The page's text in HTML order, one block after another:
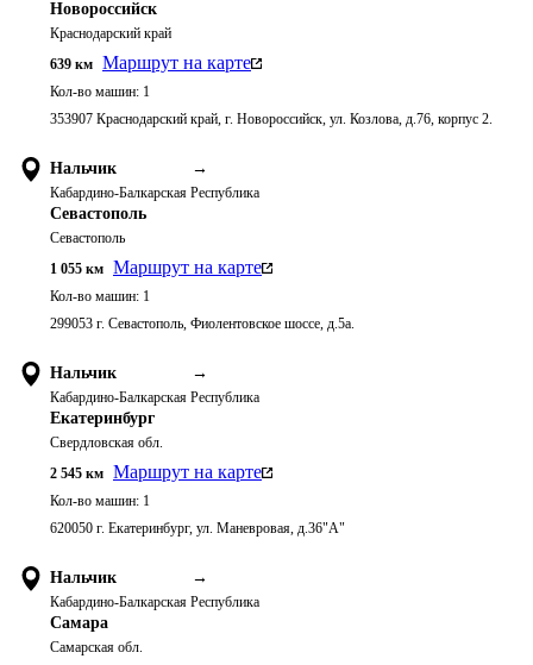
Новороссийск
Краснодарский край
639 км Маршрут на карте
Кол-во машин: 1
353907 Краснодарский край, г. Новороссийск, ул. Козлова, д.76, корпус 2.
Нальчик →
Кабардино-Балкарская Республика
Севастополь
Севастополь
1 055 км Маршрут на карте
Кол-во машин: 1
299053 г. Севастополь, Фиолентовское шоссе, д.5а.
Нальчик →
Кабардино-Балкарская Республика
Екатеринбург
Свердловская обл.
2 545 км Маршрут на карте
Кол-во машин: 1
620050 г. Екатеринбург, ул. Маневровая, д.36"А"
Нальчик →
Кабардино-Балкарская Республика
Самара
Самарская обл.